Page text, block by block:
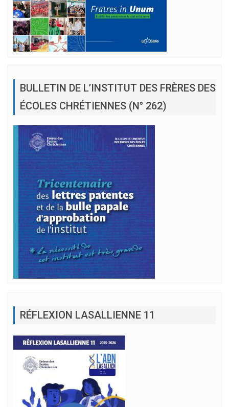
BULLETIN DE L’INSTITUT DES FRÈRES DES
ÉCOLES CHRÉTIENNES (N° 262)
RÉFLEXION LASALLIENNE 11